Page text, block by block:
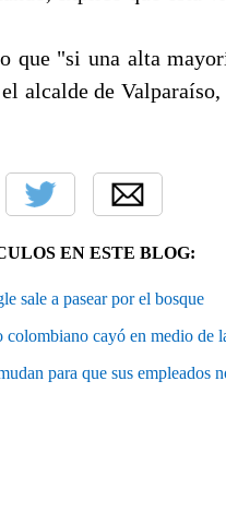
que "si una alta
alcalde de
EN ESTE BLOG:
sale a pasear por el bosque
cayó en medio de
para que sus empleados